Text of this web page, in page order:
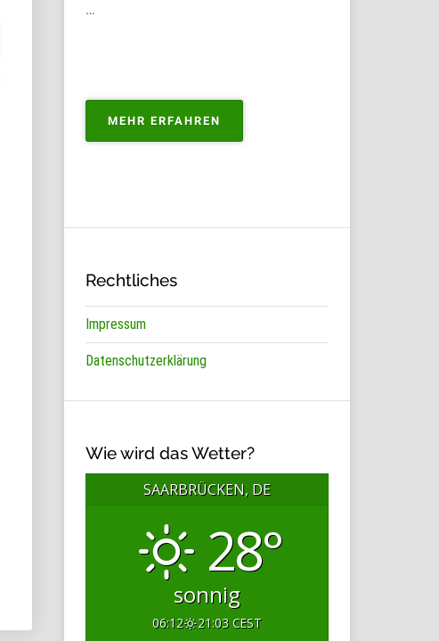
…
MEHR ERFAHREN
ZUM
Rechtliches
Impressum
Datenschutzerklärung
Wie wird das Wetter?
SAARBRÜCKEN, DE
28°
sonnig
06:12
21:03 CEST